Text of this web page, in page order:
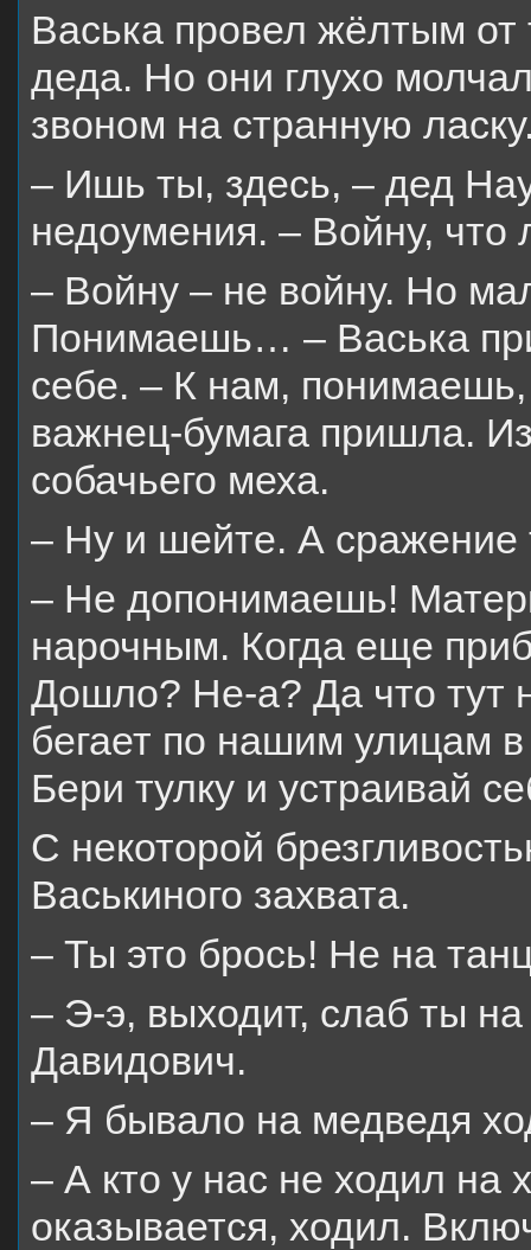
Васька провел жёлтым
деда. Но они глухо
звоном на странную
– Ишь ты, здесь, – дед
недоумения. – Войну, что
– Войну – не войну. Но
Понимаешь… – Васька
себе. – К нам,
важнец-бумага пришла.
собачьего меха.
– Ну и шейте. А сражение
– Не допонимаешь!
нарочным. Когда еще
Дошло? Не-а? Да что тут
бегает по нашим улицам
Бери тулку и устраивай
С некоторой
Васькиного захвата.
– Ты это брось! Не на
– Э-э, выходит, слаб ты
Давидович.
– Я бывало на медведя
– А кто у нас не ходил на
оказывается, ходил.